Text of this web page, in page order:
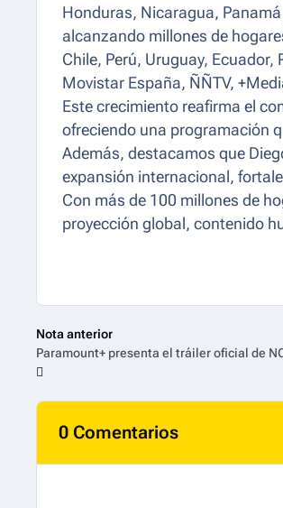
Honduras, Nicaragua,
alcanzando millones de
Chile, Perú, Uruguay,
Movistar España, ÑÑTV,
Este crecimiento reafirma el
ofreciendo una programación
Además, destacamos que
expansión internacional,
Con más de 100 millones de
proyección global, contenido
Nota anterior
0 Comentarios